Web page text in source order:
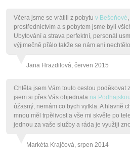
Včera jsme se vrátili z pobytu v Bešeňové
prostřednictvím a s pobytem jsme byli
Ubytování a strava perfektní, personál
výjimečně přálo takže se nám ani
Jana Hrazdilová, červen 2015
Chtěla jsem Vám touto cestou poděkovat
jsem si přes Vás objednala na Podhajskou
úžasný, nemám co bych vytkla. A hlavně
mnou měl trpělivost a vše mi skvěle po
jednou za vaše služby a ráda je využiji
Markéta Krajčová, srpen 2014